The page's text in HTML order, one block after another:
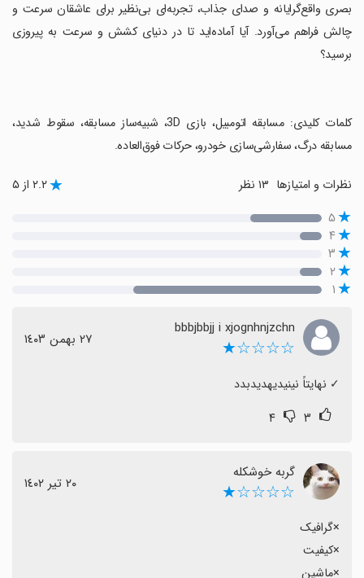
بصری واقع‌گرایانه و صدای جذاب، تجربه‌ای بی‌نظیر برای عاشقان سرعت و
چالش فراهم می‌آورد. آیا آماده‌اید تا در دنیای کشش و سرعت به پیروزی
برسید؟
‏کلمات کلیدی: مسابقه اتومبیل، بازی 3D، شبیه‌ساز مسابقه، سقوط شدید،
مسابقه درگ، سفارشی‌سازی خودرو، حرکات فوق‌العاده.
نظرات و امتیازها ۲.۲ از ۵
۵
۴
۳
۲
۱
bbbjbbjj i xjognhnjzchn
☆☆☆☆★ ٢٧ بهمن ١٤٠٣
‏✓ نهایتاً نینیدیهدیدبدد
۳ ۴
گربه خوشکله
☆☆☆☆★ ٢٠ تیر ١٤٠٢